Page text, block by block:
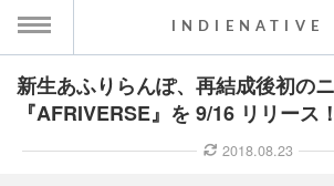
MENU
INDIENATIVE
新生あふりらんぽ、再結成後初の
『AFRIVERSE』を 9/16 リリース！
2018.08.23